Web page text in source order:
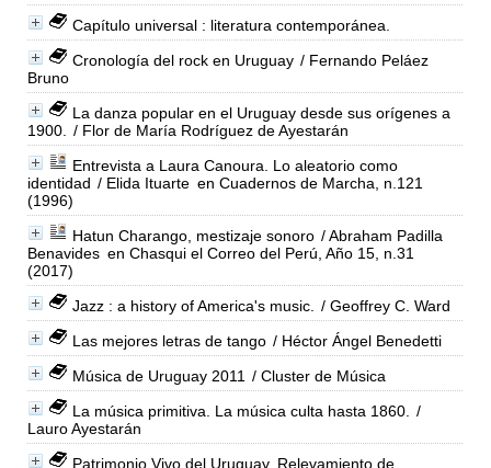
Capítulo universal : literatura contemporánea.
Cronología del rock en Uruguay / Fernando Peláez
Bruno
La danza popular en el Uruguay desde sus orígenes a
1900.
/ Flor de María Rodríguez de Ayestarán
Entrevista a Laura Canoura. Lo aleatorio como
identidad / Elida Ituarte en Cuadernos de Marcha, n.121
(1996)
Hatun Charango, mestizaje sonoro / Abraham Padilla
Benavides en Chasqui el Correo del Perú, Año 15, n.31
(2017)
Jazz : a history of America's music.
/ Geoffrey C. Ward
Las mejores letras de tango / Héctor Ángel Benedetti
Música de Uruguay 2011 / Cluster de Música
La música primitiva. La música culta hasta 1860.
/
Lauro Ayestarán
Patrimonio Vivo del Uruguay. Relevamiento de